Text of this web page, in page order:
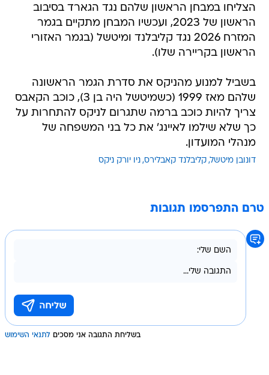
הצליחו במבחן הראשון שלהם נגד הגארד בסיבוב
הראשון של 2023, ועכשיו המבחן מתקיים בגמר
המזרח 2026 נגד קליבלנד ומיטשל (בגמר האזורי
הראשון בקריירה שלו).
בשביל למנוע מהניקס את סדרת הגמר הראשונה
שלהם מאז 1999 (כשמיטשל היה בן 3), כוכב הקאבס
צריך להיות כוכב ברמה שתגרום לניקס להתחרות על
כך שלא שילמו לאיינג' את כל בני המשפחה של
מנהלי המועדון.
דונובן מיטשל קליבלנד קאבלירס ניו יורק ניקס
טרם התפרסמו תגובות
בשליחת התגובה אני מסכים לתנאי השימוש